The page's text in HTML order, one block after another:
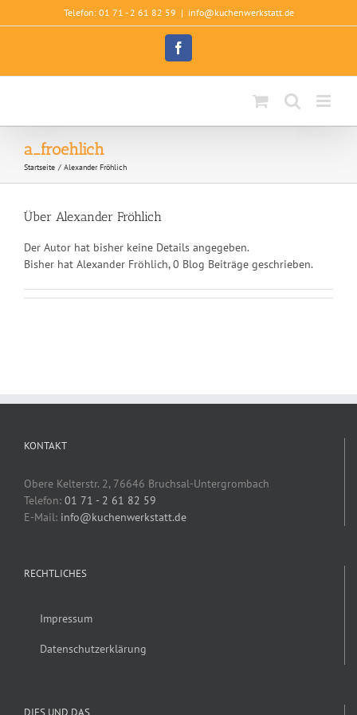
Inhalt
Telefon: 01 71 - 2 61 82 59 | info@kuchenwerkstatt.de
Facebook
a_froehlich
Startseite Alexander Fröhlich
Über Alexander Fröhlich
Der Autor hat bisher keine Details angegeben.
Bisher hat Alexander Fröhlich, 0 Blog Beiträge geschrieben.
KONTAKT
Obere Kelterstr. 2, 76646 Bruchsal-Untergrombach
Telefon: 01 71 - 2 61 82 59
E-Mail: info@kuchenwerkstatt.de
RECHTLICHES
Impressum
Datenschutzerklärung